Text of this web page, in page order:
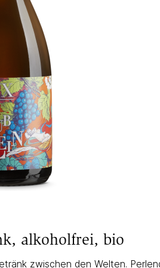
alkoholfrei, bio
zwischen den Welten.